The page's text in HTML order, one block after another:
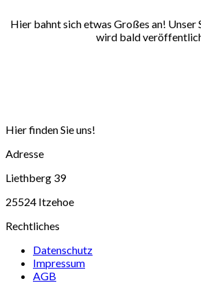
Hier bahnt sich etwas Großes an! Unser
wird bald
Hier finden Sie uns!
Adresse
Liethberg 39
25524 Itzehoe
Rechtliches
Datenschutz
Impressum
AGB